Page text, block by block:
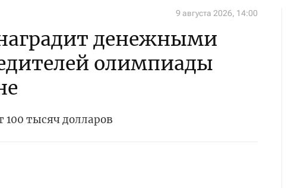
9 августа 2026, 14:00
денежными
олимпиады
тысяч долларов